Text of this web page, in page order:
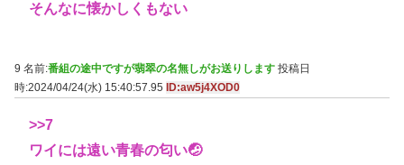
そんなに懐かしくもない
9 名前:番組の途中ですが翡翠の名無しがお送りします 投稿日
時:2024/04/24(水) 15:40:57.95 ID:aw5j4XOD0
>>7
ワイには遠い青春の匂い🤕